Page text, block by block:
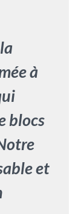
à
blocs
et